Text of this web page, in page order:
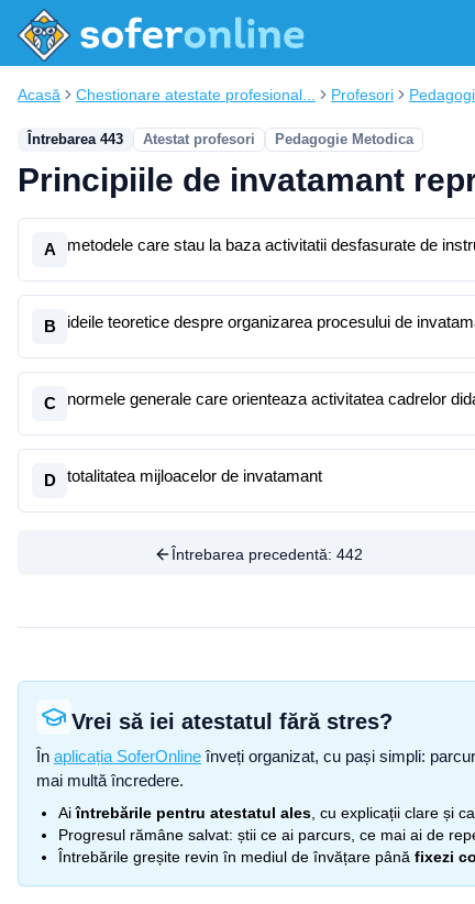
Acasă Chestionare atestate profesional... Profesori
Întrebarea 443 Atestat profesori Pedagogie Metodica
Principiile de invatamant
A metodele care stau la baza activitatii desfasurate de
B ideile teoretice despre organizarea procesului de
C normele generale care orienteaza activitatea cadrelor
D totalitatea mijloacelor de invatamant
Întrebarea precedentă: 442
Vrei să iei atestatul fără stres?
În aplicația SoferOnline înveți organizat, cu pași simpli:
mai multă încredere.
Aiîntrebările pentru atestatul ales , cu explicații clare și
Progresul rămâne salvat: știi ce ai parcurs, ce mai ai de
Întrebările greșite revin în mediul de învățare până fixezi